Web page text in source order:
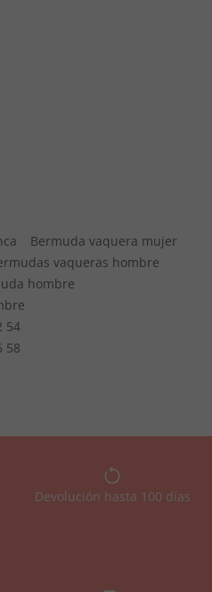
Bermuda vaquera mujer
vaqueras hombre
hombre
54
58
Devolución hasta 100 días